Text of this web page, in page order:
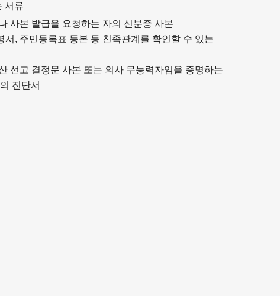
서류
사본 발급을 요청하는 자의 신분증 사본
서, 주민등록표 등본 등 친족관계를 확인할 수 있는
선고 결정문 사본 또는 의사 무능력자임을 증명하는
진단서